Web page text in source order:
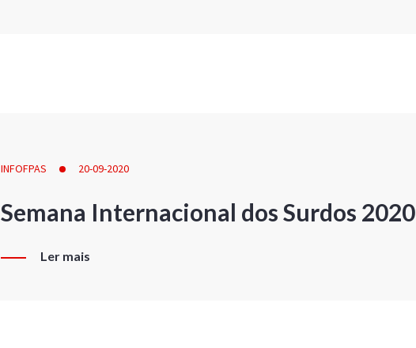
INFOFPAS 20-09-2020
Semana Internacional dos Surdos 2020
Ler mais